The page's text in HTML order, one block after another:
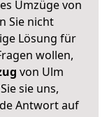
Umzüge von
Sie nicht
Lösung für
wollen,
von Ulm
sie uns,
Antwort auf